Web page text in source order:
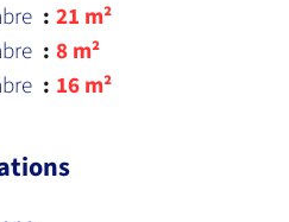
21 m²
8 m²
16 m²